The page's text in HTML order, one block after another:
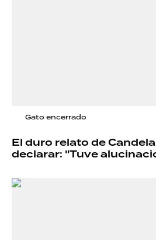
Gato encerrado
El duro relato de
declarar: "Tuve